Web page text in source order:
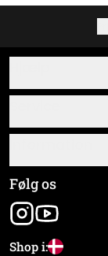
Om os
Pakkesporing
Almindelige
Følg os
Shop i: